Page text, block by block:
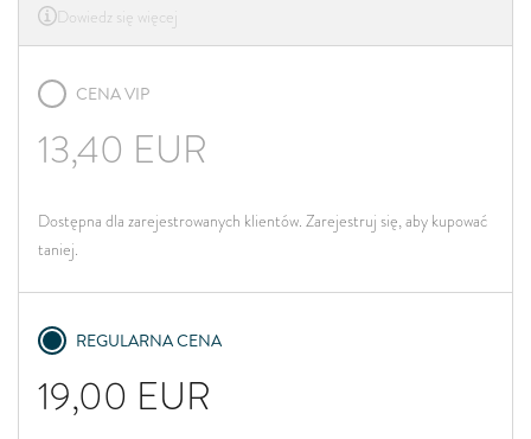
Dowiedz się więcej
CENA VIP
13,40 EUR
Dostępna dla zarejestrowanych klientów. Zarejestruj się, aby kupować
taniej.
REGULARNA CENA
19,00 EUR